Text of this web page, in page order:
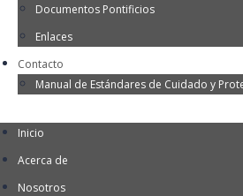
Documentos Pontificios
Enlaces
Contacto
Manual de Estándares de Cuidado y
Inicio
Acerca de
Nosotros